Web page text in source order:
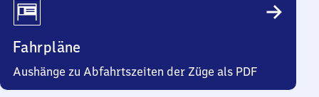
Fahrpläne
Aushänge zu Abfahrtszeiten der Züge als PDF